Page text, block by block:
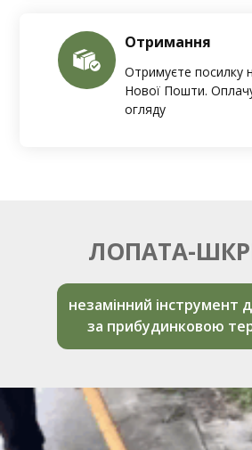
Отримання
Отримуєте посилку
Нової Пошти.
огляду
ЛОПАТА-
незамінний інструмент
за прибудинковою